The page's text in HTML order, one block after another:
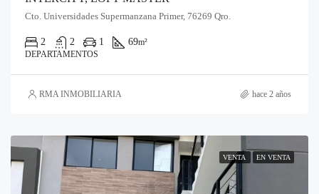
Cto. Universidades Supermanzana Primer, 76269 Qro.
2 2 1 69m²
DEPARTAMENTOS
RMA INMOBILIARIA hace 2 años
VENTA EN VENTA